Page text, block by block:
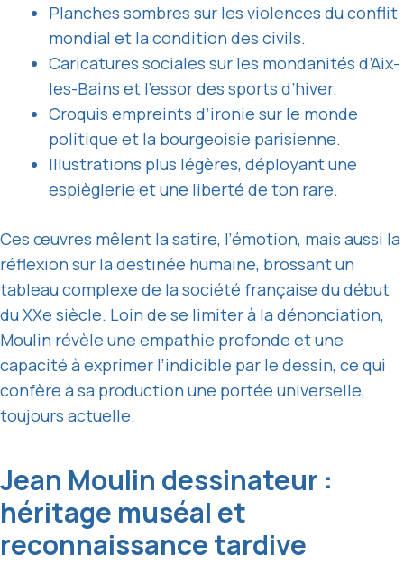
Planches sombres sur les violences du conflit
mondial et la condition des civils.
Caricatures sociales sur les mondanités d’Aix-
les-Bains et l’essor des sports d’hiver.
Croquis empreints d’ironie sur le monde
politique et la bourgeoisie parisienne.
Illustrations plus légères, déployant une
espièglerie et une liberté de ton rare.
Ces œuvres mêlent la satire, l’émotion, mais aussi la
réflexion sur la destinée humaine, brossant un
tableau complexe de la société française du début
du XXe siècle. Loin de se limiter à la dénonciation,
Moulin révèle une empathie profonde et une
capacité à exprimer l’indicible par le dessin, ce qui
confère à sa production une portée universelle,
toujours actuelle.
Jean Moulin dessinateur :
héritage muséal et
reconnaissance tardive